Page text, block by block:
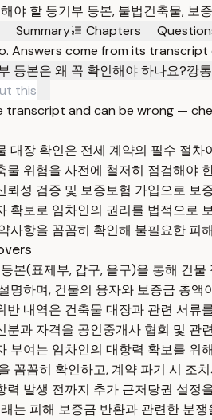
야 할 등기부 등본, 불법건축물, 보
Summary Chapters
Answers come from its
등본은 왜 꼭 확인해야 하나요?깡
transcript and can be wrong —
대장 확인은 전세 계약의 필수 절차
물 위험을 사전에 철저히 점검해야
뢰성 검증 및 보증보험 가입으로 보
확보로 임차인의 권리를 법적으로
사항을 꼼꼼히 확인해 불필요한 피
본(표제부, 갑구, 을구)을 통해 건
명하며, 건물의 융자와 보증금 총
반 내역은 건축물 대장과 관련 서류
분과 자격을 공인중개사 협회 및 관
부여는 임차인의 대항력 확보를 위
꼼꼼히 확인하고, 계약 파기 시 조
력 발생 전까지 추가 근저당권 설정
는 피해 보증금 반환과 관련한 분